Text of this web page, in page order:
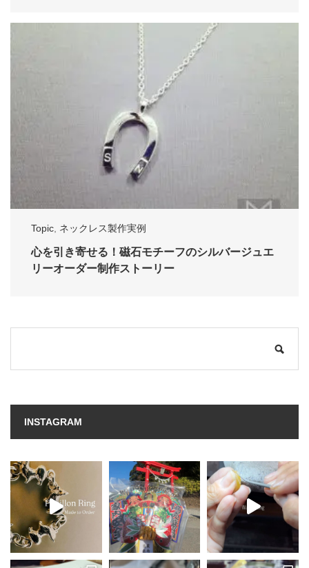
Topic ネックレス製作実例
心を引き寄せる！磁石モチーフのシルバージュエ
リーオーダー制作ストーリー
INSTAGRAM